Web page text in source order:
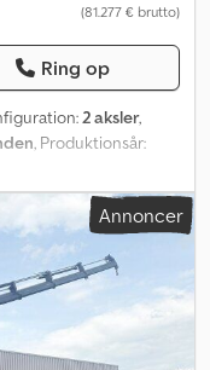
(81.277 € brutto)
Ring op
2 aksler,
, Produktionsår:
Bagela type KW 5010
med
og DIN-trækøje
dieselmotor
410 5 m stop-kabel
mm tyk
Annoncer